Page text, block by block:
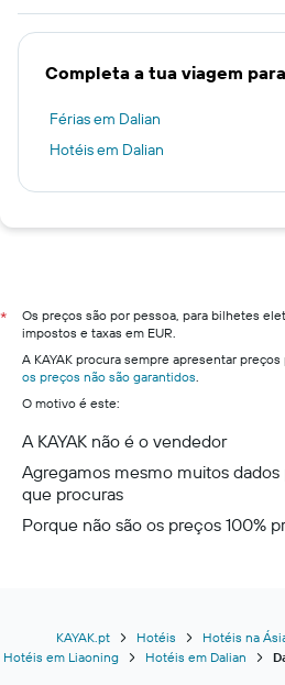
Completa a tua viagem
Férias em Dalian
Hotéis em Dalian
*
Os preços são por pessoa, para bilhetes
impostos e taxas em EUR.
A KAYAK procura sempre apresentar
os preços não são garantidos.
O motivo é este:
A KAYAK não é o vendedor
Agregamos mesmo muitos
que procuras
Porque não são os preços 100%
KAYAK.pt Hotéis Hotéis na
Hotéis em Liaoning
Hotéis em Dalian